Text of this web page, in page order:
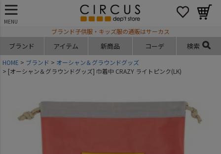
MENU
ブランド子供服・キッズ服の通販はサーカス
ブランド アイテム 新商品 コーデ 検索
HOME ブランド
オーシャン＆グラウンドグッズ
[オーシャン＆グラウンドグッズ] 巾着中 CRAZY ライトピンク(LK)